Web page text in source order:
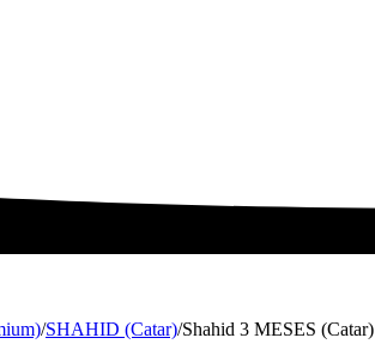
/SHAHID (Catar)/Shahid 3 MESES (Catar)